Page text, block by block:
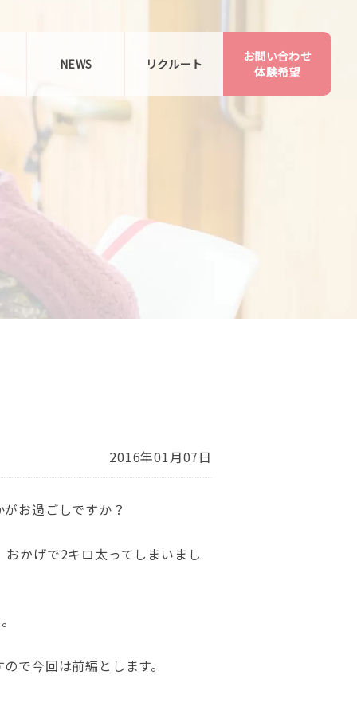
NEWS リクルート
お問い合わせ
体験希望
2016年01月07日
お過ごしですか？
かげで2キロ太ってしまいまし
で今回は前編とします。